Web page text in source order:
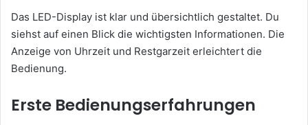
Das LED-Display ist klar und übersichtlich gestaltet. Du
siehst auf einen Blick die wichtigsten Informationen. Die
Anzeige von Uhrzeit und Restgarzeit erleichtert die
Bedienung.
Erste Bedienungserfahrungen